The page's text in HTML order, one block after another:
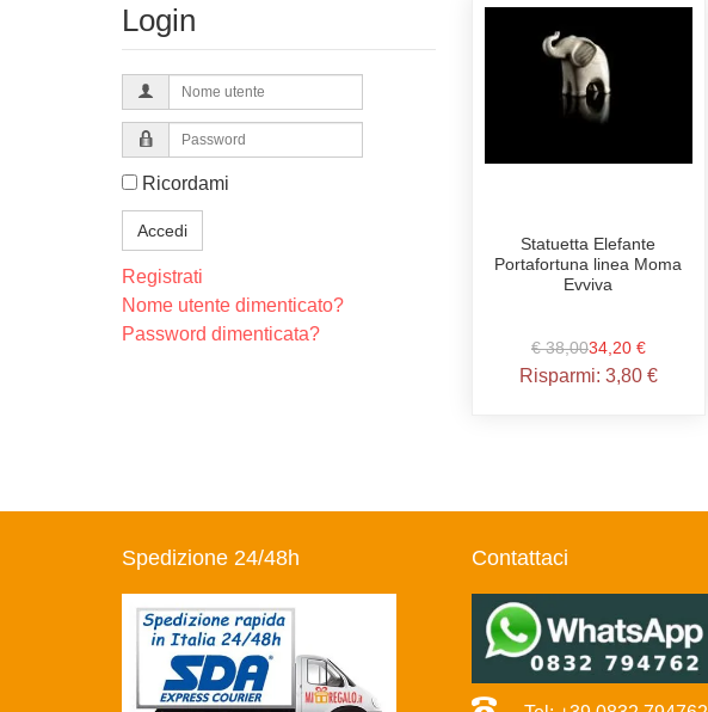
Statuetta Elefante
Portafortuna linea Moma
Evviva
€ 38,0034,20 €
Risparmi: 3,80 €
Login
Nome
utente
Password
Ricordami
Accedi
Registrati
Nome utente dimenticato?
Password dimenticata?
Spedizione 24/48h Contattaci